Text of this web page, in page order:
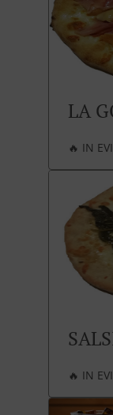
LA
🔥 IN
🔥 IN